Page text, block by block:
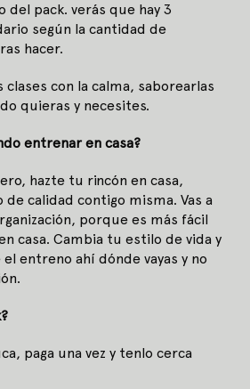
pack. verás que hay 3
según la cantidad de
hacer.
clases con la calma, saborearlas
quieras y necesites.
entrenar en casa?
hazte tu rincón en casa,
calidad contigo misma. Vas a
porque es más fácil
casa. Cambia tu estilo de vida y
entreno ahí dónde vayas y no
paga una vez y tenlo cerca